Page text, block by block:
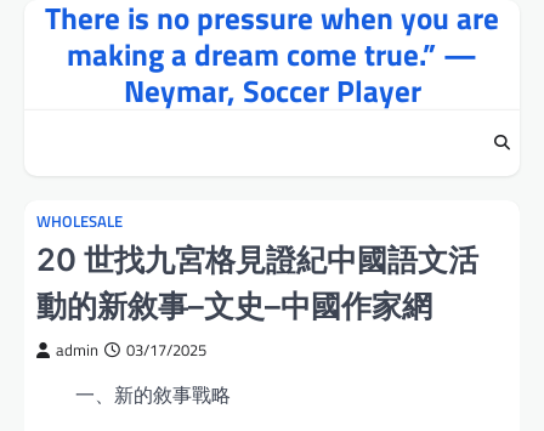
There is no pressure when you are
making a dream come true.” —
Neymar, Soccer Player
WHOLESALE
20 世找九宮格見證紀中國語文活
動的新敘事–文史–中國作家網
admin 03/17/2025
一、新的敘事戰略